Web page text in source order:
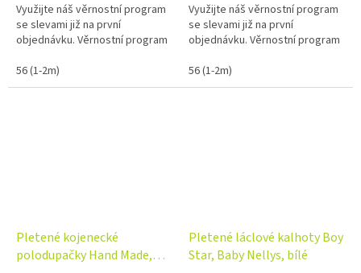
Využijte náš věrnostní program
se slevami již na první
objednávku. Věrnostní program
56 (1-2m)
Využijte náš věrnostní program
se slevami již na první
objednávku. Věrnostní program
56 (1-2m)
Pletené kojenecké
polodupačky Hand Made,
Pletené láclové kalhoty Boy
Star, Baby Nellys, bílé